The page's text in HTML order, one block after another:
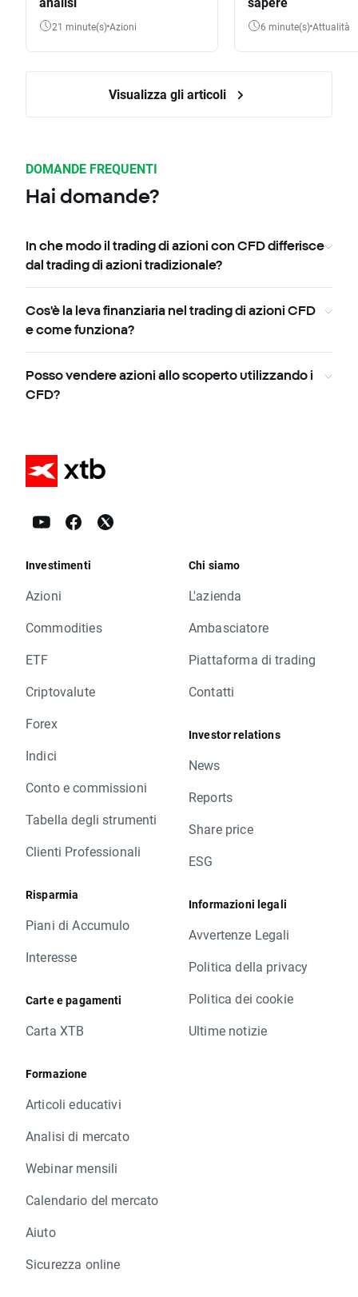
21 minute(s) Azioni 6 minute(s) Attualità
Visualizza gli articoli
DOMANDE FREQUENTI
Hai domande?
In che modo il trading di azioni con CFD differisce
dal trading di azioni tradizionale?
Cos'è la leva finanziaria nel trading di azioni CFD
e come funziona?
Posso vendere azioni allo scoperto utilizzando i
CFD?
Investimenti
Azioni
Commodities
ETF
Criptovalute
Forex
Indici
Conto e commissioni
Tabella degli strumenti
Clienti Professionali
Risparmia
Piani di Accumulo
Interesse
Carte e pagamenti
Carta XTB
Formazione
Articoli educativi
Analisi di mercato
Webinar mensili
Calendario del mercato
Aiuto
Sicurezza online
Chi siamo
L'azienda
Ambasciatore
Piattaforma di trading
Contatti
Investor relations
News
Reports
Share price
ESG
Informazioni legali
Avvertenze Legali
Politica della privacy
Politica dei cookie
Ultime notizie